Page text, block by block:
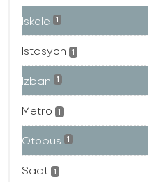
Iskele 1
Istasyon 1
Izban 1
Metro 1
Otobüs 1
Saat 1